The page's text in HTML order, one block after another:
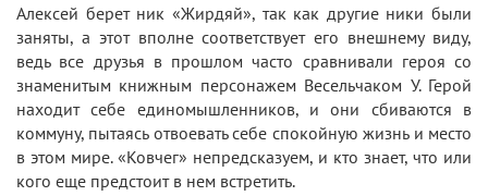
Алексей берет ник «Жирдяй», так как другие ники были
заняты, а этот вполне соответствует его внешнему виду,
ведь все друзья в прошлом часто сравнивали героя со
знаменитым книжным персонажем Весельчаком У. Герой
находит себе единомышленников, и они сбиваются в
коммуну, пытаясь отвоевать себе спокойную жизнь и место
в этом мире. «Ковчег» непредсказуем, и кто знает, что или
кого еще предстоит в нем встретить.